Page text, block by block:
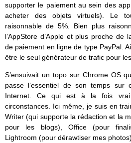
supporter le paiement au sein des
acheter des objets virtuels). Le
raisonnable de 5%. Bien plus
l’AppStore d’Apple et plus proche de
de paiement en ligne de type PayPal.
être le seul générateur de trafic pour
S’ensuivait un topo sur Chrome OS
passe l’essentiel de son temps sur
Internet. Ce qui est à la fois
circonstances. Ici même, je suis en
Writer (qui supporte la rédaction et la
pour les blogs), Office (pour
Lightroom (pour dérawtiser mes